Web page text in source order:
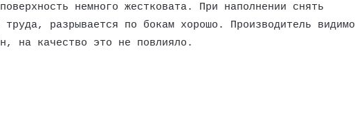
немного жестковата. При наполнении снять
труда, разрывается по бокам хорошо. Производитель видимо
на качество это не повлияло.